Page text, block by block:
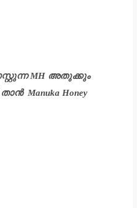
MH അതുക്കും
Manuka Honey